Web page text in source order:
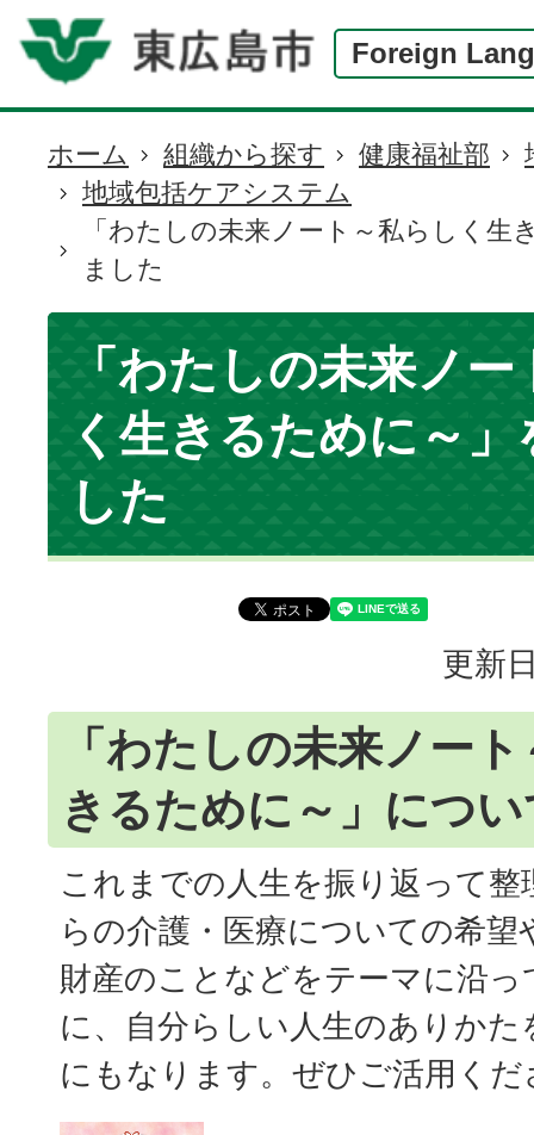
Foreign
現
在
置
ホーム 組織から探す 健康福祉部
地域包括ケアシステム
「わたしの未来ノート～私らしく生
ました
「わたしの未来ノ
く生きるために～
した
更新
「わたしの未来ノー
きるために～」につい
これまでの人生を振り返って
らの介護・医療についての希
財産のことなどをテーマに沿
に、自分らしい人生のありか
にもなります。ぜひご活用くだ